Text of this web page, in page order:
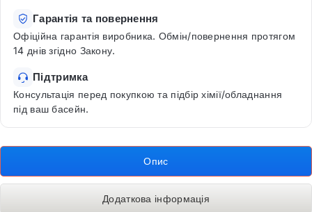
Гарантія та повернення
Офіційна гарантія виробника. Обмін/повернення протягом
14 днів згідно Закону.
Підтримка
Консультація перед покупкою та підбір хімії/обладнання
під ваш басейн.
Опис
Додаткова інформація